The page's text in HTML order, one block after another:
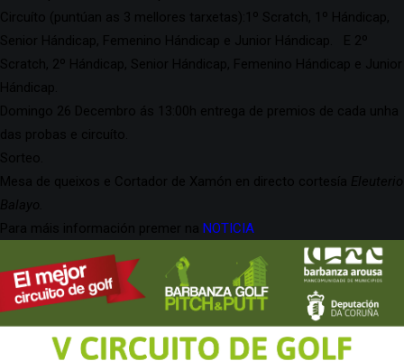
Circuíto (puntúan as 3 mellores tarxetas):1º Scratch, 1º Hándicap,
Senior Hándicap, Femenino Hándicap e Junior Hándicap. E 2º
Scratch, 2º Hándicap, Senior Hándicap, Femenino Hándicap e Junior
Hándicap.
Domingo 26 Decembro ás 13:00h entrega de premios de cada unha
das probas e circuíto.
Sorteo.
Mesa de queixos e Cortador de Xamón en directo cortesía Eleuterio
Balayo.
Para máis información premer na NOTICIA